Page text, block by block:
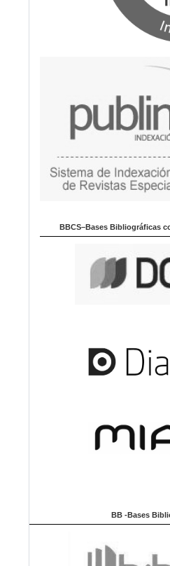
BBCS–Bases Bibliográficas
BB -Bases